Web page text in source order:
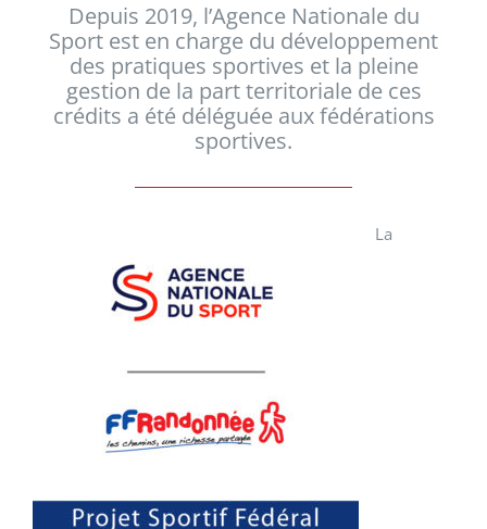
Depuis 2019, l’Agence Nationale du
Sport est en charge du développement
des pratiques sportives et la pleine
gestion de la part territoriale de ces
crédits a été déléguée aux fédérations
sportives.
La